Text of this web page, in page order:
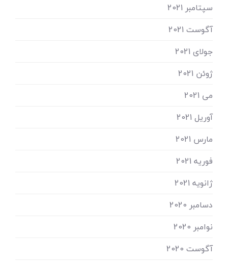
سپتامبر 2021
آگوست 2021
جولای 2021
ژوئن 2021
می 2021
آوریل 2021
مارس 2021
فوریه 2021
ژانویه 2021
دسامبر 2020
نوامبر 2020
آگوست 2020